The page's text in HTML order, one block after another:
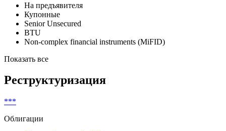
На предъявителя
Купонные
Senior Unsecured
BTU
Non-complex financial instruments (MiFID)
Показать все
Реструктуризация
***
Облигации